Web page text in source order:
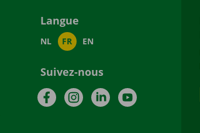
Langue
NL FR EN
Suivez-nous
FacebookInstagramLinkedInYouTube